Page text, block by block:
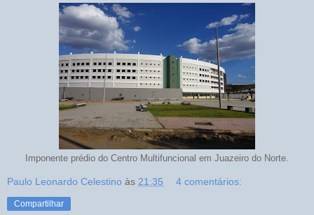
Imponente prédio do Centro Multifuncional em Juazeiro do Norte.
Paulo Leonardo Celestino às 21:35 4 comentários:
Compartilhar